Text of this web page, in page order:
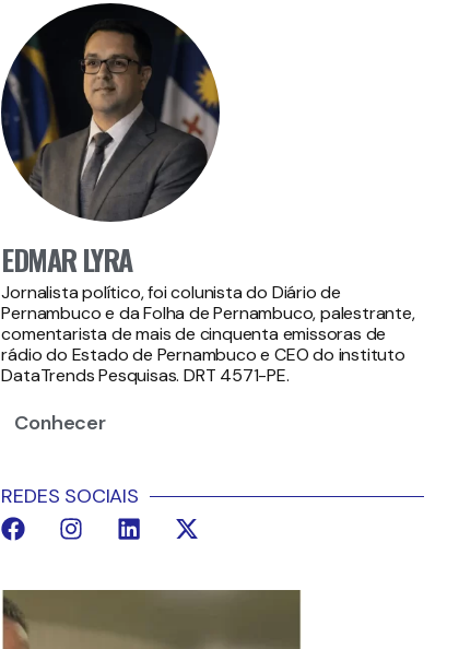
EDMAR LYRA
Jornalista político, foi colunista do Diário de
Pernambuco e da Folha de Pernambuco, palestrante,
comentarista de mais de cinquenta emissoras de
rádio do Estado de Pernambuco e CEO do instituto
DataTrends Pesquisas. DRT 4571-PE.
Conhecer
REDES SOCIAIS